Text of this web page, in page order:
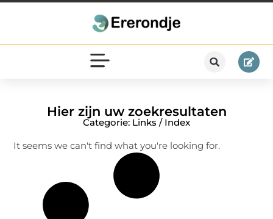
Hier zijn uw zoekresultaten
Categorie: Links / Index
It seems we can't find what you're looking for.